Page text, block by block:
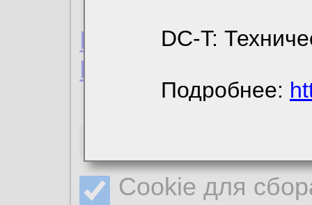
DC-T:
Подробнее:
Пользовательское
Политика
Cookie для